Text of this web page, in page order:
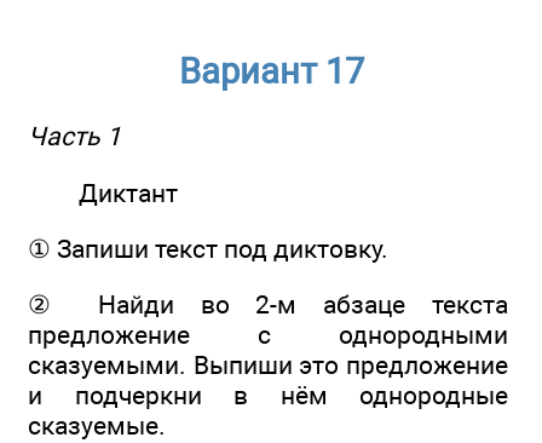
Вариант 17
Часть 1
Диктант
① Запиши текст под диктовку.
② Найди во 2-м абзаце текста
предложение с однородными
сказуемыми. Выпиши это предложение
и подчеркни в нём однородные
сказуемые.